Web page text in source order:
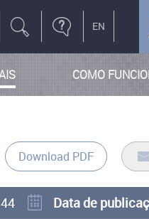
COMO
Download PDF
Data de